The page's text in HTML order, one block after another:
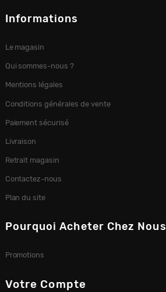
Informations
Le magasin
Qui sommes-nous ?
Mentions légales
Conditions générales de vente
Paiement sécurisé
Livraison
Retrait magasin
Contactez-nous
Plan du site
Pourquoi Acheter Chez Nous
Promotions
Votre Compte